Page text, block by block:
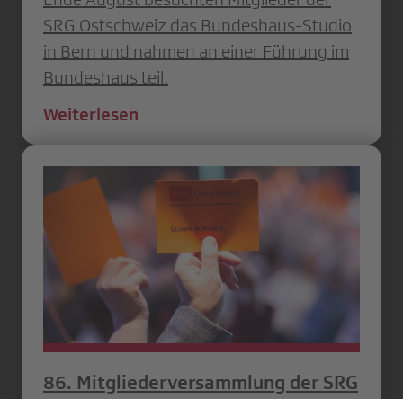
SRG Ostschweiz das Bundeshaus-Studio
in Bern und nahmen an einer Führung im
Bundeshaus teil.
Weiterlesen
86. Mitgliederversammlung der SRG